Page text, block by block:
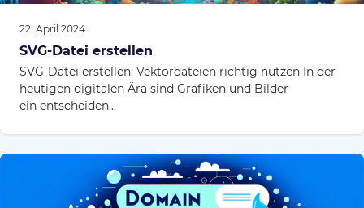
22. April 2024
SVG-Datei erstellen
SVG-Datei erstellen: Vektordateien richtig nutzen In der
heutigen digitalen Ära sind Grafiken und Bilder
ein entscheiden...